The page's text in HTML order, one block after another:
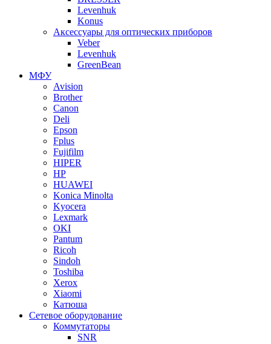
Levenhuk
Konus
Аксессуары для оптических приборов
Veber
Levenhuk
GreenBean
МФУ
Avision
Brother
Canon
Deli
Epson
Fplus
Fujifilm
HIPER
HP
HUAWEI
Konica Minolta
Kyocera
Lexmark
OKI
Pantum
Ricoh
Sindoh
Toshiba
Xerox
Xiaomi
Катюша
Сетевое оборудование
Коммутаторы
SNR